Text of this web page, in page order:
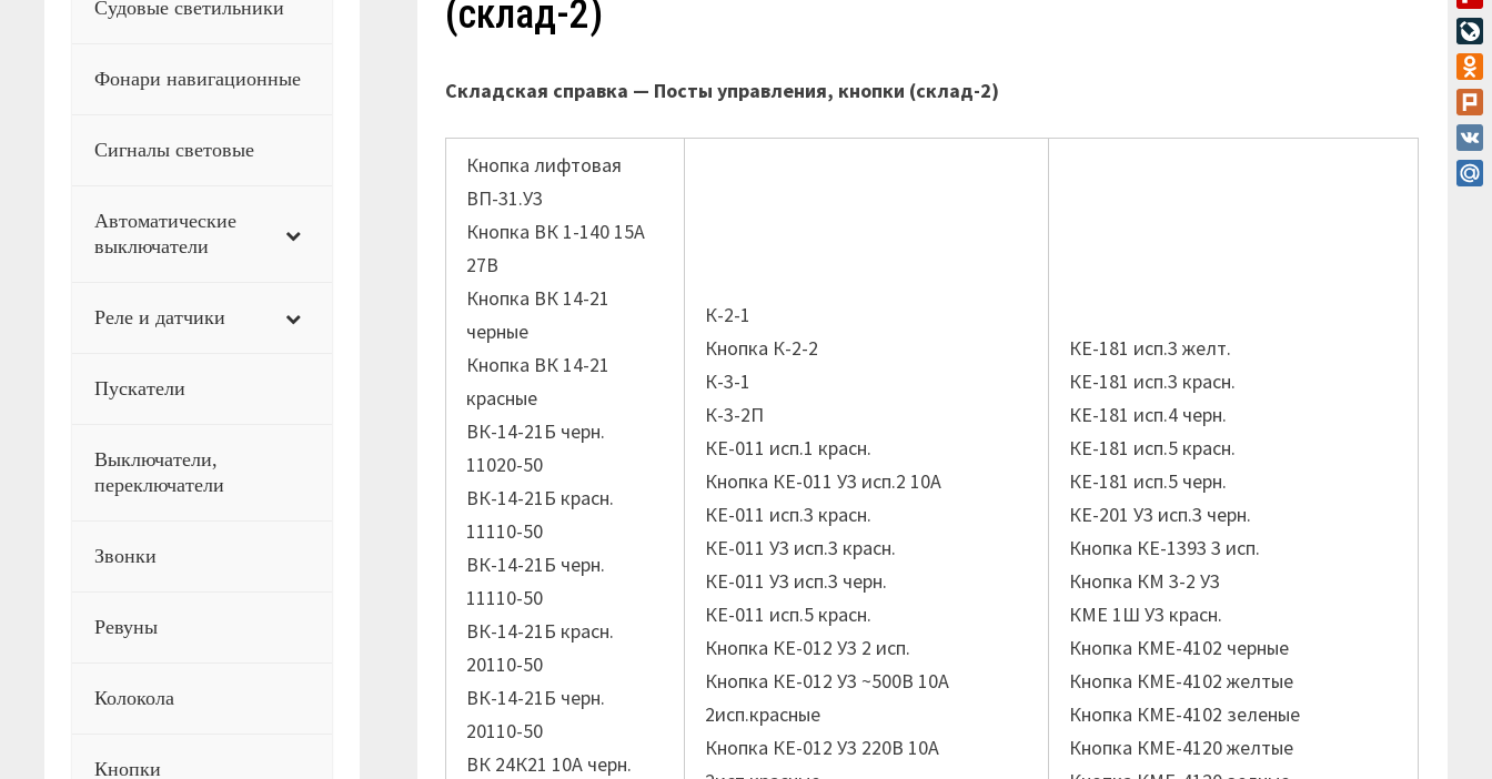
(склад-2)
Складская справка — Посты управления, кнопки (склад-2)
Кнопка лифтовая
ВП-31.У3
Кнопка ВК 1-140 15А
27В
Кнопка ВК 14-21
черные
Кнопка ВК 14-21
красные
ВК-14-21Б черн.
11020-50
ВК-14-21Б красн.
11110-50
ВК-14-21Б черн.
11110-50
ВК-14-21Б красн.
20110-50
ВК-14-21Б черн.
20110-50
ВК 24К21 10А черн.
К-2-1
Кнопка К-2-2
К-3-1
К-3-2П
КЕ-011 исп.1 красн.
Кнопка КЕ-011 У3 исп.2 10А
КЕ-011 исп.3 красн.
КЕ-011 У3 исп.3 красн.
КЕ-011 У3 исп.3 черн.
КЕ-011 исп.5 красн.
Кнопка КЕ-012 У3 2 исп.
Кнопка КЕ-012 У3 ~500В 10А
2исп.красные
Кнопка КЕ-012 У3 220В 10А
КЕ-181 исп.3 желт.
КЕ-181 исп.3 красн.
КЕ-181 исп.4 черн.
КЕ-181 исп.5 красн.
КЕ-181 исп.5 черн.
КЕ-201 У3 исп.3 черн.
Кнопка КЕ-1393 3 исп.
Кнопка КМ 3-2 У3
КМЕ 1Ш У3 красн.
Кнопка КМЕ-4102 черные
Кнопка КМЕ-4102 желтые
Кнопка КМЕ-4102 зеленые
Кнопка КМЕ-4120 желтые
Судовые светильники
Фонари навигационные
Сигналы световые
Автоматические
выключатели
Реле и датчики
Пускатели
Выключатели,
переключатели
Звонки
Ревуны
Колокола
Кнопки
VK